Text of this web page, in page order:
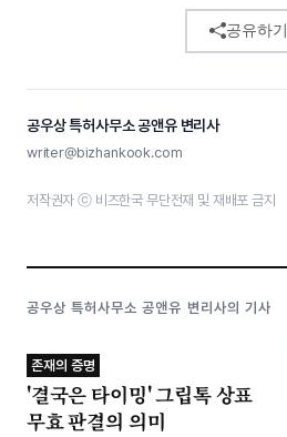
공유하기
공우상 특허사무소 공앤유 변리사
writer@bizhankook.com
저작권자 ⓒ 비즈한국 무단전재 및 재배포 금지
공우상 특허사무소 공앤유 변리사의 기사
존재의 증명
'결국은 타이밍' 그립톡 상표
무효 판결의 의미